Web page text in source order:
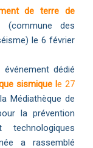
de terre de
(commune des
le 6 février
dédié
sismique le 27
Médiathèque de
la prévention
a rassemblé